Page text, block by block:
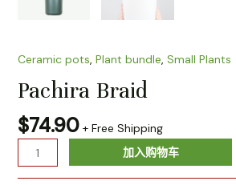
Ceramic pots, Plant bundle, Small Plants
Pachira Braid
$74.90 + Free Shipping
加入购物车